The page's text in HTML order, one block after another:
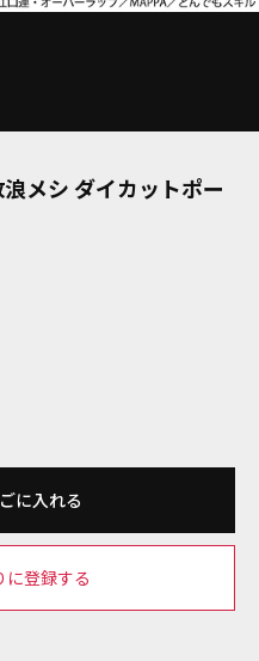
メシ ダイカットポー
に入れる
に登録する